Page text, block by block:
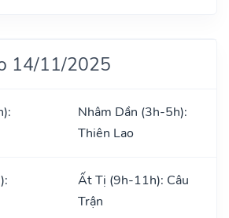
14/11/2025
Nhâm Dần (3h-5h):
Thiên Lao
Ất Tị (9h-11h): Câu
Trận